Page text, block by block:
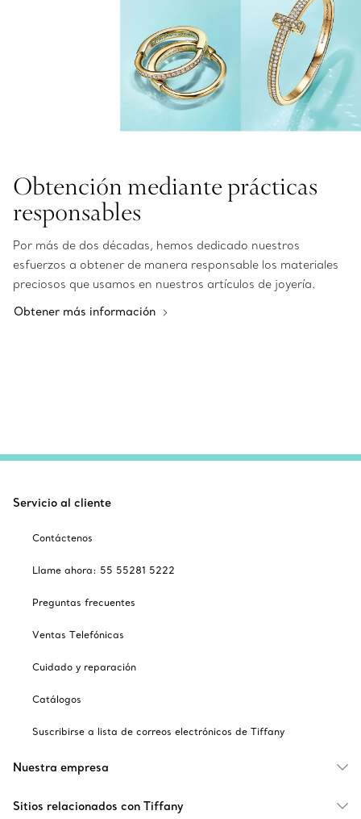
Obtención mediante prácticas
responsables
Por más de dos décadas, hemos dedicado nuestros
esfuerzos a obtener de manera responsable los materiales
preciosos que usamos en nuestros artículos de joyería.
Obtener más información
Servicio al cliente
Contáctenos
Llame ahora: 55 55281 5222
Preguntas frecuentes
Ventas Telefónicas
Cuidado y reparación
Catálogos
Suscribirse a lista de correos electrónicos de Tiffany
Nuestra empresa
Sitios relacionados con Tiffany